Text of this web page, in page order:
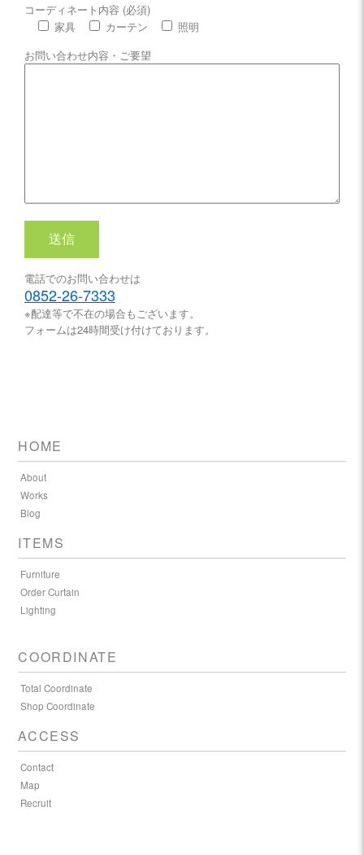
コーディネート内容 (必須)
家具
カーテン
照明
お問い合わせ内容・ご要望
電話でのお問い合わせは
0852-26-7333
※配達等で不在の場合もございます。
フォームは24時間受け付けております。
HOME
About
Works
Blog
ITEMS
Furniture
Order Curtain
Lighting
COORDINATE
Total Coordinate
Shop Coordinate
ACCESS
Contact
Map
Recruit